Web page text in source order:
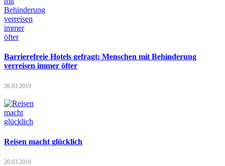
Barrierefreie Hotels gefragt: Menschen mit Behinderung
verreisen immer öfter
26.03.2019
Reisen macht glücklich
20.03.2019